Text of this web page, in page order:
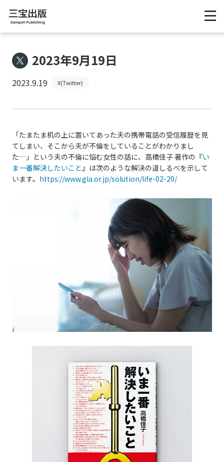
2023年9月19日
2023.9.19 X(Twitter)
「たまたま机の上に置いてあった夫の携帯電話の受信履歴を見
てしまい、そこから夫が不倫をしていることがわかりまし
た…」という夫の不倫に悩む女性の話に、高橋佳子 著作の『い
ま一番解決したいこと』は次のような解決の道しるべを示して
います。 https://www.gla.or.jp/solution/life-02-20/